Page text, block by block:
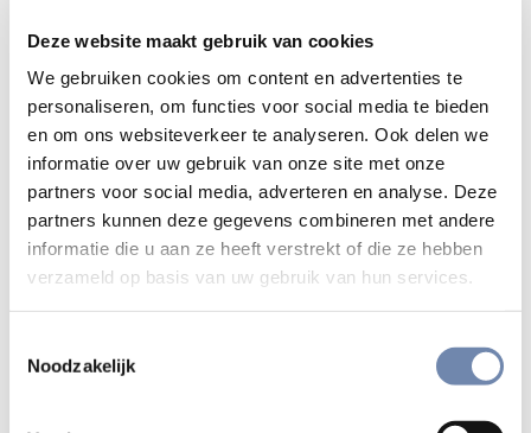
Deze website maakt gebruik van cookies
We gebruiken cookies om content en advertenties te
personaliseren, om functies voor social media te bieden
en om ons websiteverkeer te analyseren. Ook delen we
informatie over uw gebruik van onze site met onze
partners voor social media, adverteren en analyse. Deze
partners kunnen deze gegevens combineren met andere
informatie die u aan ze heeft verstrekt of die ze hebben
verzameld op basis van uw gebruik van hun services.
Noodzakelijk
liefde voor de Kerk en onderscheiding. Er zijn bepaalde
punten van de moraal waarover je alleen in gebed
voldoende licht kan krijgen om er verder theologisch over
te kunnen reflecteren. En hier moet je, sta me toe om het
te herhalen, “theologie op de knieën” bedrijven. Je kunt niet
aan theologie doen zonder gebed. Dit is een belangrijk
punt. Ze moet op die manier gebeuren.
V:Over de jezuïetenorde zijn vele legendes:
positieve van degenen die welwillend tegenover ons
staan en verhalen die een beetje donker zijn van
degenen die dat niet doen. Ik zou u, die van ons